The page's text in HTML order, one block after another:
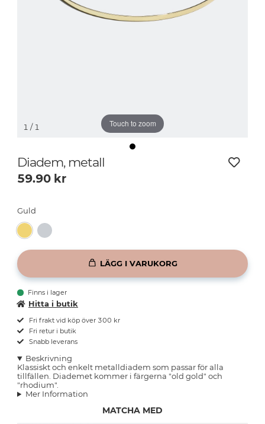
Touch to zoom
1 / 1
Diadem, metall
59.90 kr
Guld
LÄGG I VARUKORG
Finns i lager
Hitta i butik
Fri frakt vid köp över 300 kr
Fri retur i butik
Snabb leverans
Beskrivning
Klassiskt och enkelt metalldiadem som passar för alla
tillfällen. Diademet kommer i färgerna "old gold" och
"rhodium".
Mer Information
MATCHA MED